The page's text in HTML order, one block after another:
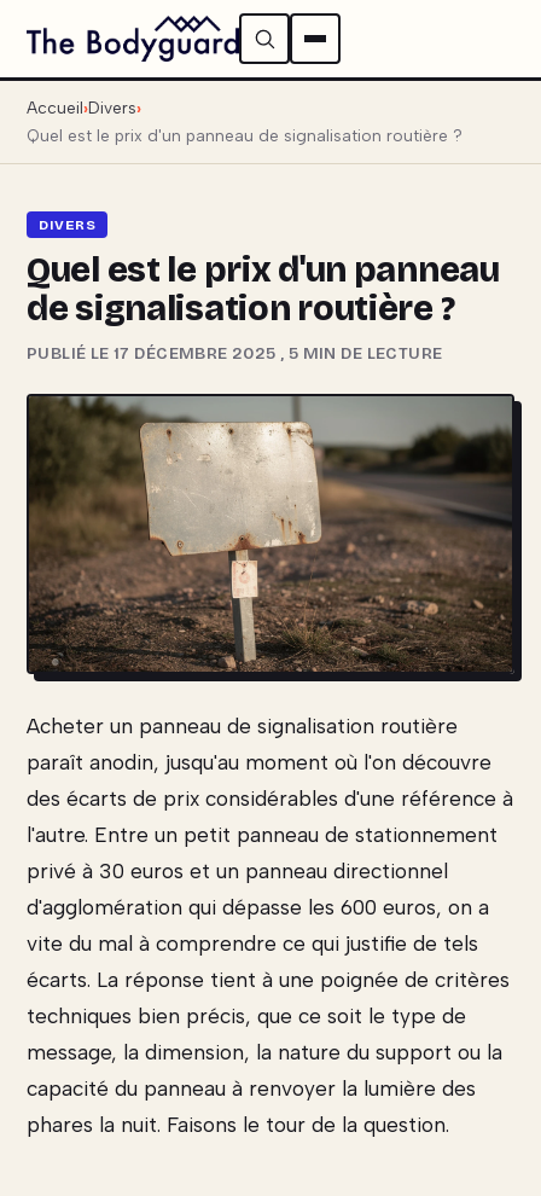
Accueil Divers
Quel est le prix d'un panneau de signalisation routière ?
DIVERS
Quel est le prix d'un panneau
de signalisation routière ?
PUBLIÉ LE 17 DÉCEMBRE 2025 , 5 MIN DE LECTURE
Acheter un panneau de signalisation routière
paraît anodin, jusqu'au moment où l'on découvre
des écarts de prix considérables d'une référence à
l'autre. Entre un petit panneau de stationnement
privé à 30 euros et un panneau directionnel
d'agglomération qui dépasse les 600 euros, on a
vite du mal à comprendre ce qui justifie de tels
écarts. La réponse tient à une poignée de critères
techniques bien précis, que ce soit le type de
message, la dimension, la nature du support ou la
capacité du panneau à renvoyer la lumière des
phares la nuit. Faisons le tour de la question.